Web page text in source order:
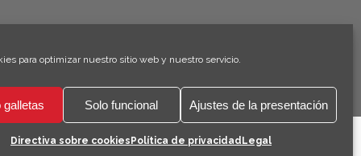
para optimizar nuestro sitio web y nuestro servicio.
galletas Solo funcional Ajustes de la presentación
Directiva sobre cookies Política de privacidad Legal
¡Hola! ¡Soy Climo!